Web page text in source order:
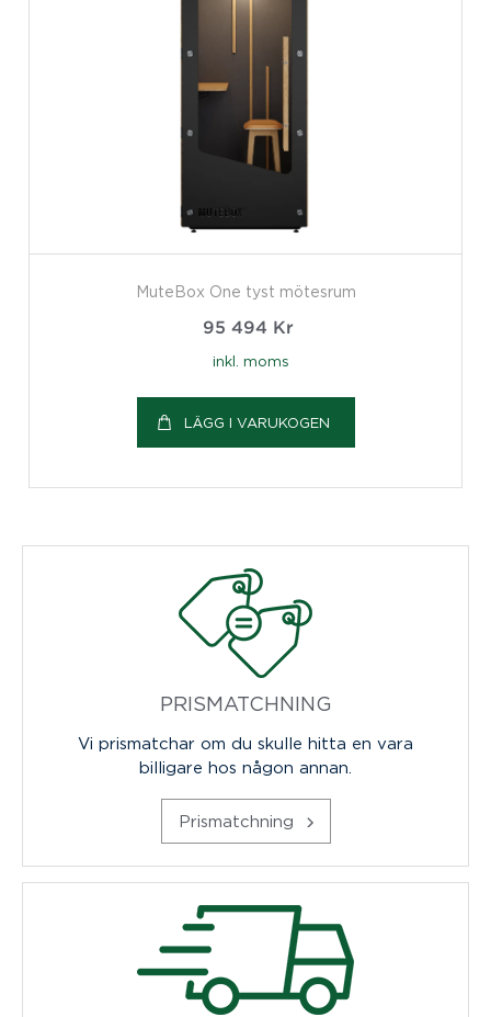
MuteBox One tyst mötesrum
95 494 Kr
inkl. moms
LÄGG I VARUKOGEN
PRISMATCHNING
Vi prismatchar om du skulle hitta en vara
billigare hos någon annan.
Prismatchning